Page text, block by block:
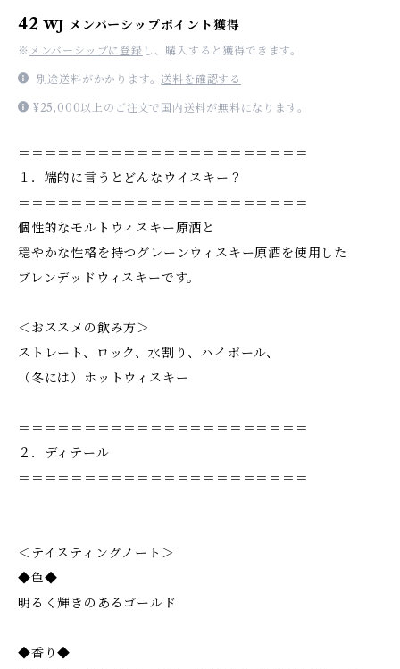
42 WJ メンバーシップポイント獲得
※ メンバーシップに登録 し、購入すると獲得できます。
別途送料がかかります。送料を確認する
¥25,000以上のご注文で国内送料が無料になります。
＝＝＝＝＝＝＝＝＝＝＝＝＝＝＝＝＝＝＝＝＝＝
１．端的に言うとどんなウイスキー？
＝＝＝＝＝＝＝＝＝＝＝＝＝＝＝＝＝＝＝＝＝＝
個性的なモルトウィスキー原酒と
穏やかな性格を持つグレーンウィスキー原酒を使用した
ブレンデッドウィスキーです。
＜おススメの飲み方＞
ストレート、ロック、水割り、ハイボール、
（冬には）ホットウィスキー
＝＝＝＝＝＝＝＝＝＝＝＝＝＝＝＝＝＝＝＝＝＝
２．ディテール
＝＝＝＝＝＝＝＝＝＝＝＝＝＝＝＝＝＝＝＝＝＝
＜テイスティングノート＞
◆色◆
明るく輝きのあるゴールド
◆香り◆